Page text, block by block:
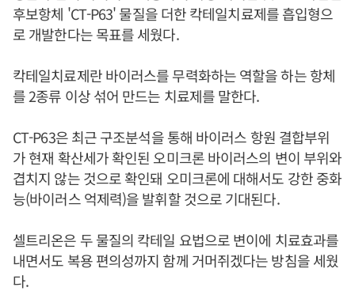
후보항체 'CT-P63' 물질을 더한 칵테일치료제를 흡입형으
로 개발한다는 목표를 세웠다.
칵테일치료제란 바이러스를 무력화하는 역할을 하는 항체
를 2종류 이상 섞어 만드는 치료제를 말한다.
CT-P63은 최근 구조분석을 통해 바이러스 항원 결합부위
가 현재 확산세가 확인된 오미크론 바이러스의 변이 부위와
겹치지 않는 것으로 확인돼 오미크론에 대해서도 강한 중화
능(바이러스 억제력)을 발휘할 것으로 기대된다.
셀트리온은 두 물질의 칵테일 요법으로 변이에 치료효과를
내면서도 복용 편의성까지 함께 거머쥐겠다는 방침을 세웠
다.